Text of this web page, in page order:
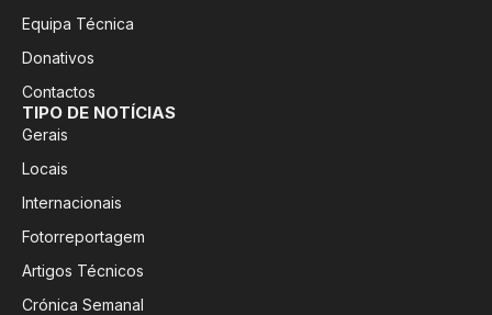
Equipa Técnica
Donativos
Contactos
TIPO DE NOTÍCIAS
Gerais
Locais
Internacionais
Fotorreportagem
Artigos Técnicos
Crónica Semanal